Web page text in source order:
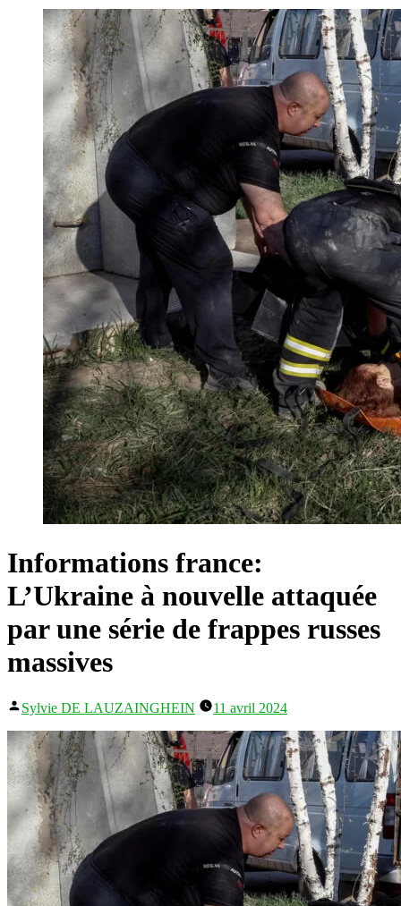
Informations france:
L’Ukraine à nouvelle attaquée
par une série de frappes russes
massives
Publié
Sylvie DE LAUZAINGHEIN 11 avril 2024